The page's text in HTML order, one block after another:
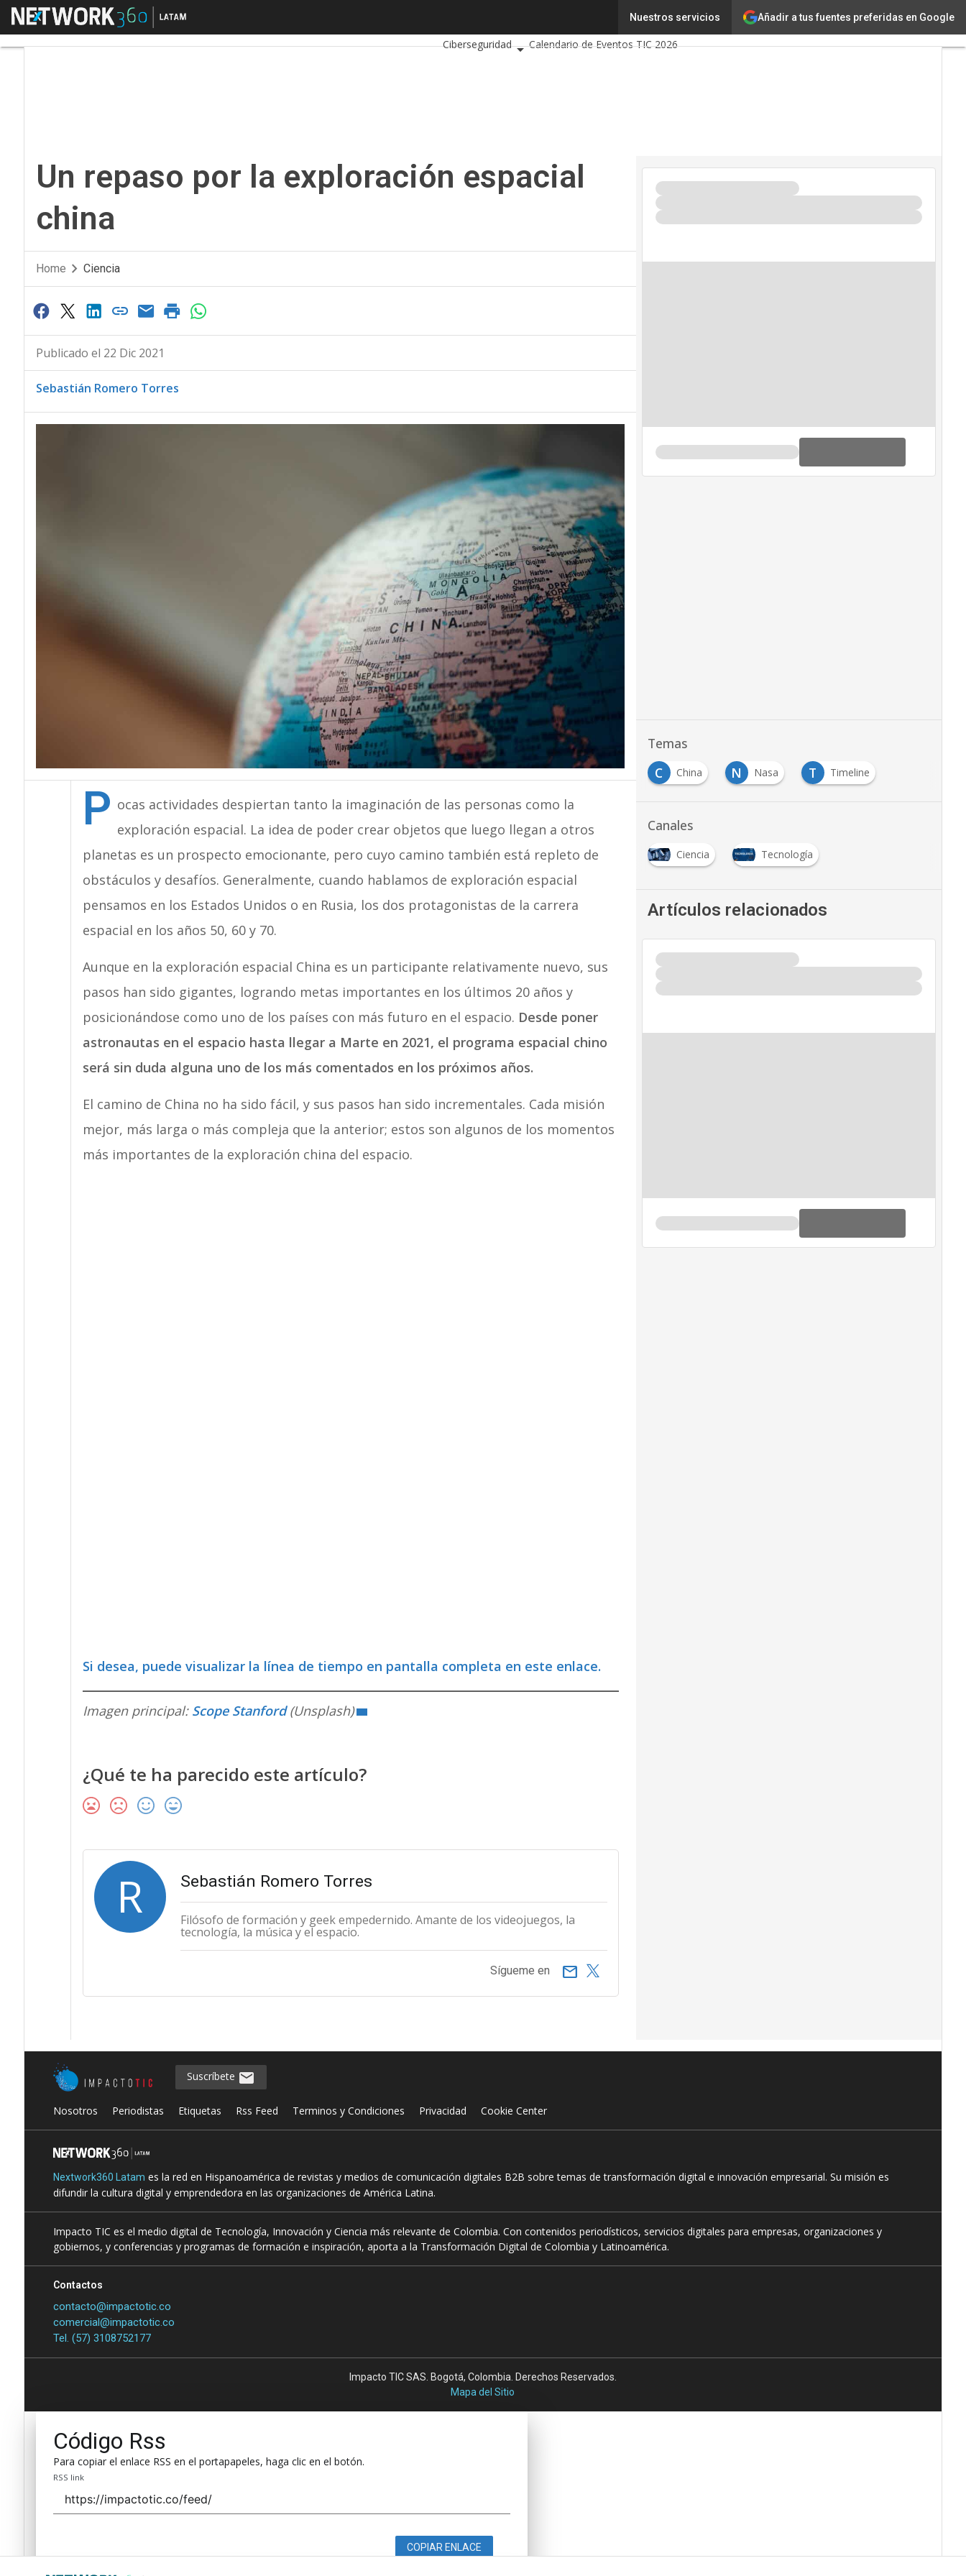
Añadir a tus fuentes preferidas en Google
Nuestros servicios
Menú
Inteligencia Artificial
Ciberseguridad
Calendario de Eventos TIC 2026
Un repaso por la exploración espacial
china
Home Ciencia
Publicado el 22 Dic 2021
Sebastián Romero Torres
P ocas actividades despiertan tanto la imaginación de las personas como la
exploración espacial. La idea de poder crear objetos que luego llegan a otros
planetas es un prospecto emocionante, pero cuyo camino también está repleto de
obstáculos y desafíos. Generalmente, cuando hablamos de exploración espacial
pensamos en los Estados Unidos o en Rusia, los dos protagonistas de la carrera
espacial en los años 50, 60 y 70.
Aunque en la exploración espacial China es un participante relativamente nuevo, sus
pasos han sido gigantes, logrando metas importantes en los últimos 20 años y
posicionándose como uno de los países con más futuro en el espacio. Desde poner
astronautas en el espacio hasta llegar a Marte en 2021, el programa espacial chino
será sin duda alguna uno de los más comentados en los próximos años.
El camino de China no ha sido fácil, y sus pasos han sido incrementales. Cada misión
mejor, más larga o más compleja que la anterior; estos son algunos de los momentos
más importantes de la exploración china del espacio.
Si desea, puede visualizar la línea de tiempo en pantalla completa en este enlace.
Imagen principal: Scope Stanford(Unsplash)
¿Qué te ha parecido este artículo?
R Sebastián Romero Torres
Filósofo de formación y geek empedernido. Amante de los videojuegos, la
tecnología, la música y el espacio.
email
Sígueme en
Temas
C
China N Nasa T Timeline
Canales
Ciencia Tecnología
Artículos relacionados
Suscríbete
Nosotros Periodistas Etiquetas Rss Feed Terminos y Condiciones Privacidad Cookie Center
Nextwork360 Latam es la red en Hispanoamérica de revistas y medios de comunicación digitales B2B sobre temas de transformación digital e innovación empresarial. Su misión es
difundir la cultura digital y emprendedora en las organizaciones de América Latina.
Impacto TIC es el medio digital de Tecnología, Innovación y Ciencia más relevante de Colombia. Con contenidos periodísticos, servicios digitales para empresas, organizaciones y
gobiernos, y conferencias y programas de formación e inspiración, aporta a la Transformación Digital de Colombia y Latinoamérica.
Contactos
contacto@impactotic.co
comercial@impactotic.co
Tel. (57) 3108752177
Impacto TIC SAS. Bogotá, Colombia. Derechos Reservados.
Mapa del Sitio
Código Rss
Para copiar el enlace RSS en el portapapeles, haga clic en el botón.
RSS link
COPIAR ENLACE